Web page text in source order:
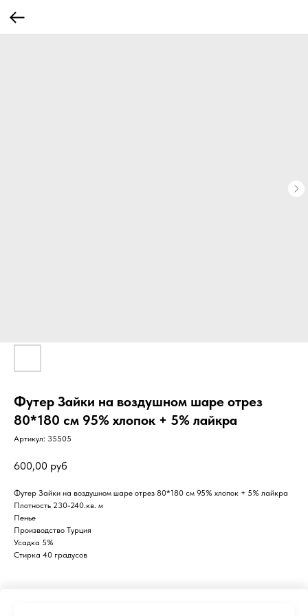
Футер Зайки на воздушном шаре отрез
80*180 см 95% хлопок + 5% лайкра
Артикул: 35505
600,00 руб
Футер Зайки на воздушном шаре отрез 80*180 см 95% хлопок + 5% лайкра
Плотность 230-240.кв. м
Пенье
Производство Турция
Усадка 5%
Стирка 40 градусов